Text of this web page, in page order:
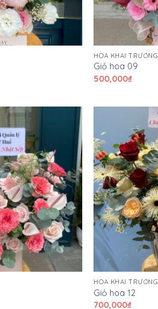
HOA KHAI TRƯƠNG
Giỏ hoa 09
500,000₫
HOA KHAI TRƯƠNG
Giỏ hoa 12
700,000₫